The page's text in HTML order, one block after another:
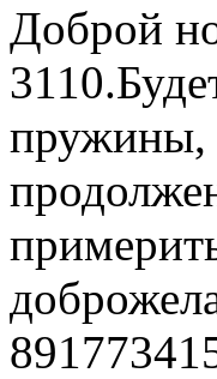
Доброй
пружины,